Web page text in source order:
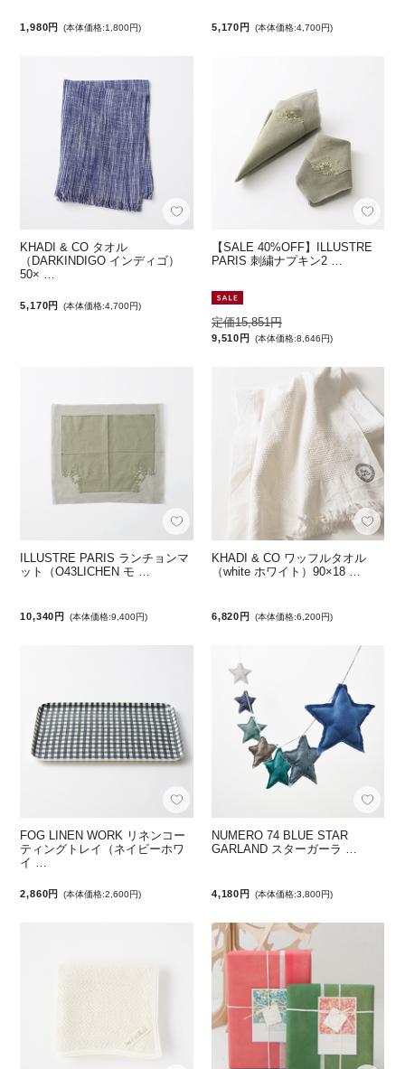
1,980円 (本体価格:1,800円) 5,170円 (本体価格:4,700円)
KHADI & CO タオル
（DARKINDIGO インディゴ）
50× …
5,170円 (本体価格:4,700円)
【SALE 40%OFF】ILLUSTRE
PARIS 刺繍ナプキン2 …
定価15,851円
9,510円 (本体価格:8,646円)
ILLUSTRE PARIS ランチョンマ
ット（O43LICHEN モ …
10,340円 (本体価格:9,400円)
KHADI & CO ワッフルタオル
（white ホワイト）90×18 …
6,820円 (本体価格:6,200円)
FOG LINEN WORK リネンコー
ティングトレイ（ネイビーホワ
イ …
2,860円 (本体価格:2,600円)
NUMERO 74 BLUE STAR
GARLAND スターガーラ …
4,180円 (本体価格:3,800円)